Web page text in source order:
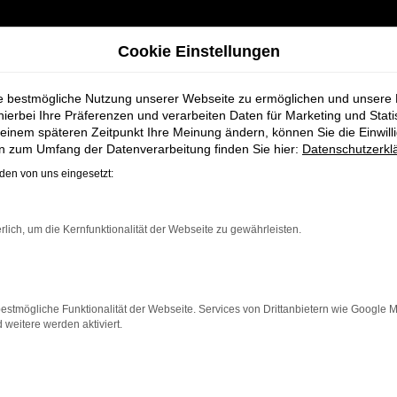
bei Schmidt
zuverlässiges und modernes Fahrzeug suchen.
modernes Design, das sowohl in der Stadt als
Auswahl an Audi Fahrzeugen auch
Finanzierungslösungen sowie
direkt bei Ihrem
Cookie Einstellungen
bestmögliche Nutzung unserer Webseite zu ermöglichen und unsere
Ihre Präferenzen und verarbeiten Daten für Marketing und
späteren Zeitpunkt Ihre Meinung ändern, können Sie die
zum Umfang der Datenverarbeitung finden Sie hier:
von uns eingesetzt:
um die Kernfunktionalität der Webseite zu gewährleisten.
Funktionalität der Webseite. Services von Drittanbietern wie Google
weitere werden aktiviert.